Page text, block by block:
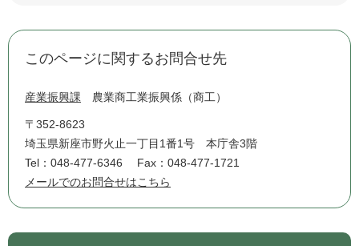
このページに関するお問合せ先
産業振興課 農業商工業振興係（商工）
〒352-8623
埼玉県新座市野火止一丁目1番1号 本庁舎3階
Tel：048-477-6346
Fax：048-477-1721
メールでのお問合せはこちら